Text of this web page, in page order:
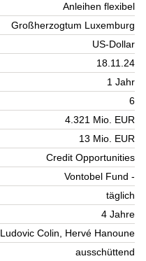
Anleihen flexibel
Großherzogtum Luxemburg
US-Dollar
18.11.24
1 Jahr
6
4.321 Mio. EUR
13 Mio. EUR
Credit Opportunities
Vontobel Fund -
täglich
4 Jahre
Ludovic Colin, Hervé Hanoune
ausschüttend